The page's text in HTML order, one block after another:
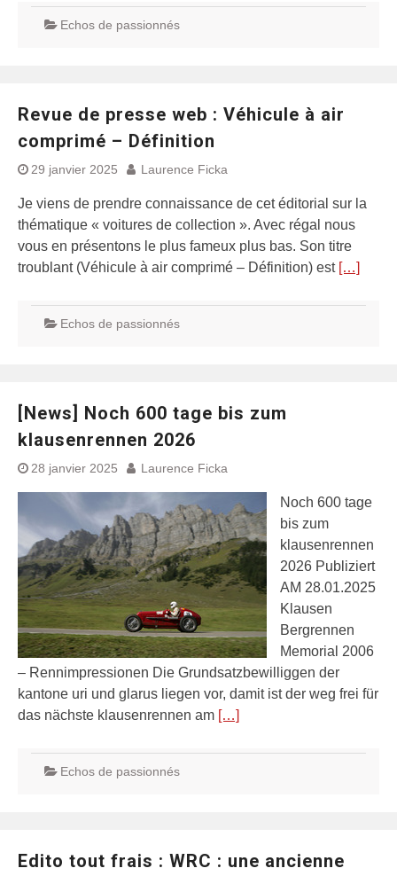
Echos de passionnés
Revue de presse web : Véhicule à air
comprimé – Définition
29 janvier 2025 Laurence Ficka
Je viens de prendre connaissance de cet éditorial sur la
thématique « voitures de collection ». Avec régal nous
vous en présentons le plus fameux plus bas. Son titre
troublant (Véhicule à air comprimé – Définition) est […]
Echos de passionnés
[News] Noch 600 tage bis zum
klausenrennen 2026
28 janvier 2025 Laurence Ficka
Noch 600 tage
bis zum
klausenrennen
2026 Publiziert
AM 28.01.2025
Klausen
Bergrennen
Memorial 2006
– Rennimpressionen Die Grundsatzbewilliggen der
kantone uri und glarus liegen vor, damit ist der weg frei für
das nächste klausenrennen am […]
Echos de passionnés
Edito tout frais : WRC : une ancienne